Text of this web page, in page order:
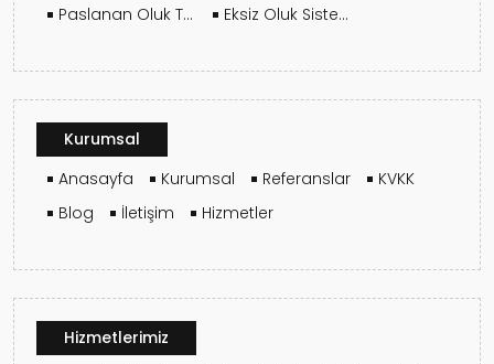
Kurumsal
Anasayfa
Kurumsal Referanslar
KVKK
Blog
İletişim Hizmetler
Hizmetlerimiz
Paslanan Oluk Tamir Edilir Mi?
Eksiz Oluk Sistemleri Kaç Metre Tek Parça Üretilebilir?